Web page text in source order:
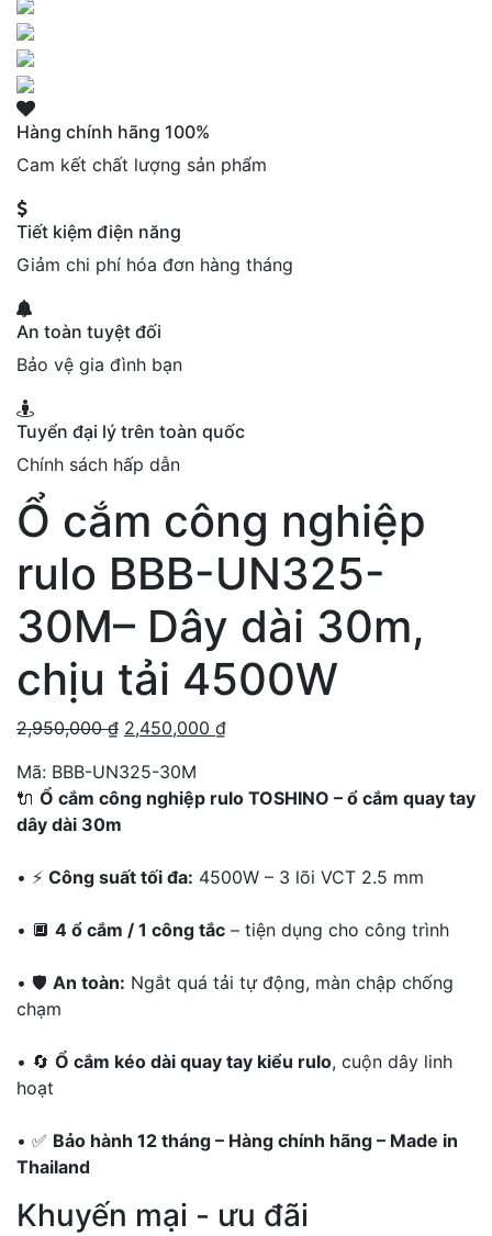
Hàng chính hãng 100%
Cam kết chất lượng sản phẩm
Tiết kiệm điện năng
Giảm chi phí hóa đơn hàng tháng
An toàn tuyệt đối
Bảo vệ gia đình bạn
Tuyển đại lý trên toàn quốc
Chính sách hấp dẫn
Ổ cắm công nghiệp
rulo BBB-UN325-
30M– Dây dài 30m,
chịu tải 4500W
2,950,000₫ Giá
là:
2,950,000 ₫.
2,450,000 ₫Giá
là:
Mã: BBB-UN325-30M
🔌 Ổ cắm công nghiệp rulo TOSHINO – ổ cắm quay tay
dây dài 30m
• ⚡ Công suất tối đa: 4500W – 3 lõi VCT 2.5 mm
• 🔲 4 ổ cắm / 1 công tắc – tiện dụng cho công trình
• 🛡️ An toàn: Ngắt quá tải tự động, màn chập chống
chạm
• 🔄 Ổ cắm kéo dài quay tay kiểu rulo, cuộn dây linh
hoạt
• ✅ Bảo hành 12 tháng – Hàng chính hãng – Made in
Thailand
Khuyến mại - ưu đãi